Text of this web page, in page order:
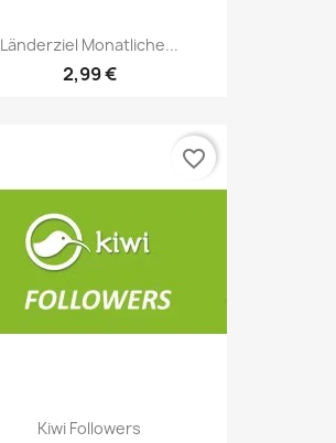
Länderziel Monatliche...
2,99 €
Kiwi Followers
favorite_border